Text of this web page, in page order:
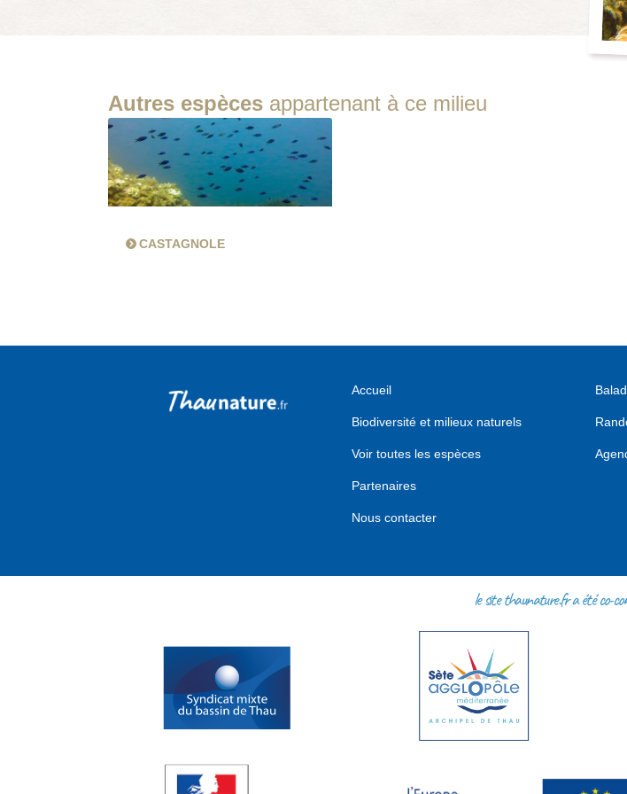
Autres espèces appartenant à ce milieu
CASTAGNOLE
Accueil
Biodiversité et milieux naturels
Voir toutes les espèces
Partenaires
Nous contacter
le site thaunature.fr a été co-